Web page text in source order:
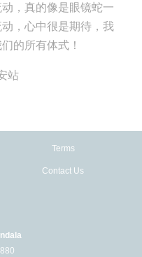
，真的像是眼镜蛇一
，心中很是期待，我
的所有体式！
站
Terms
Contact Us